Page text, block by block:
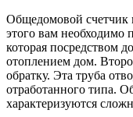
Общедомовой счетчик
этого вам необходимо
которая посредством
отоплением дом.
обратку. Эта труба
отработанного типа.
характеризуются